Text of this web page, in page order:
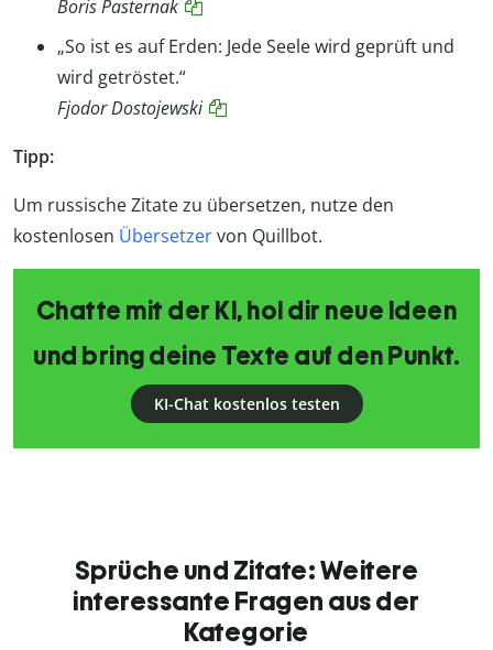
Boris Pasternak
„So ist es auf Erden: Jede Seele wird geprüft und
wird getröstet.“
Fjodor Dostojewski
Tipp:
Um russische Zitate zu übersetzen, nutze den
kostenlosen Übersetzervon Quillbot.
Chatte mit der KI, hol dir neue Ideen
und bring deine Texte auf den Punkt.
KI-Chat kostenlos testen
Sprüche und Zitate: Weitere
interessante Fragen aus der
Kategorie